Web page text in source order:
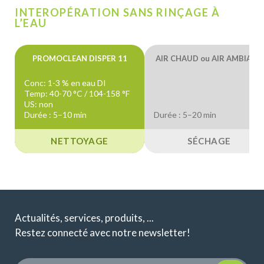
INTEROPÉRATION SANS RINÇAGE À
L’EAU
PROMOCLEAN DISPER 11
Conc: 1-3 % en eau DI
Temp: 40-70 °C / 104-158 °F
US: non
Durée : 5–10 min
NETTOYAGE
AIR CHAUD ou AIR AMBIANT
Durée : 5–20 min
SÉCHAGE
Actualités, services, produits, ...
Restez connecté avec notre newsletter!